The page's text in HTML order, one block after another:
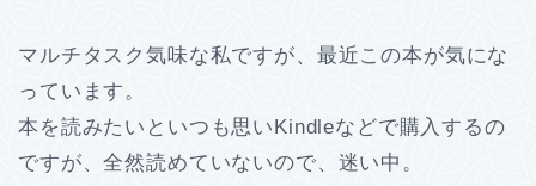
マルチタスク気味な私ですが、最近この本が気にな
っています。
本を読みたいといつも思いKindleなどで購入するの
ですが、全然読めていないので、迷い中。